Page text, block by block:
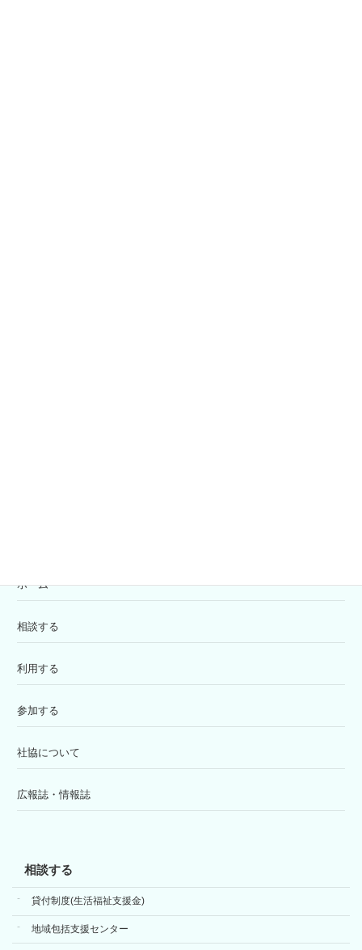
ホーム
相談する
利用する
参加する
社協について
広報誌・情報誌
相談する
貸付制度(生活福祉支援金)
地域包括支援センター